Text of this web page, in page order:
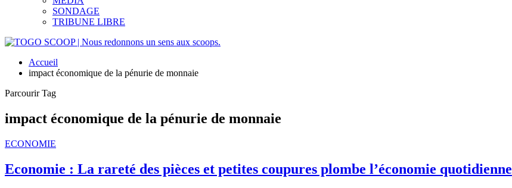
SONDAGE
TRIBUNE LIBRE
Accueil
impact économique de la pénurie de monnaie
Parcourir Tag
impact économique de la pénurie de monnaie
ECONOMIE
Economie : La rareté des pièces et petites coupures plombe l’économie quotidienne